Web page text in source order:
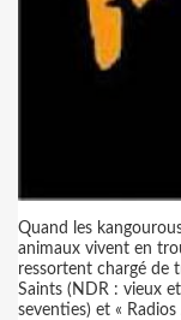
Quand les
animaux vivent en
ressortent chargé de
Saints (NDR : vieux
seventies) et «